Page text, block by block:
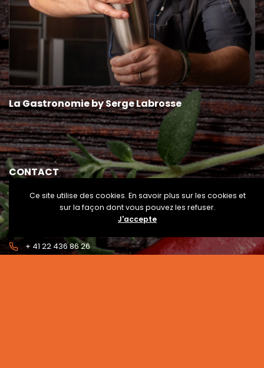
La Gastronomie by Serge Labrosse
CONTACT
8 rue Prévost-Martin, 1205 Genève
contact@ateliersbysergelabrosse.ch
+ 41 22 436 86 26
Ce site utilise des cookies. En savoir plus sur les cookies et
sur la façon dont vous pouvez les refuser.
J'accepte